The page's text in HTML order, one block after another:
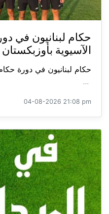
حكام لبنانيون في
الآسيوية بأوزبكستان
حكام لبنانيون في دورة
...
04-08-2026 21:08 pm